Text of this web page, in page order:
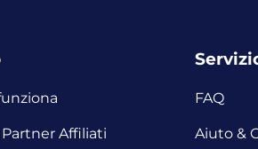
Affiliati
FAQ
Aiuto &